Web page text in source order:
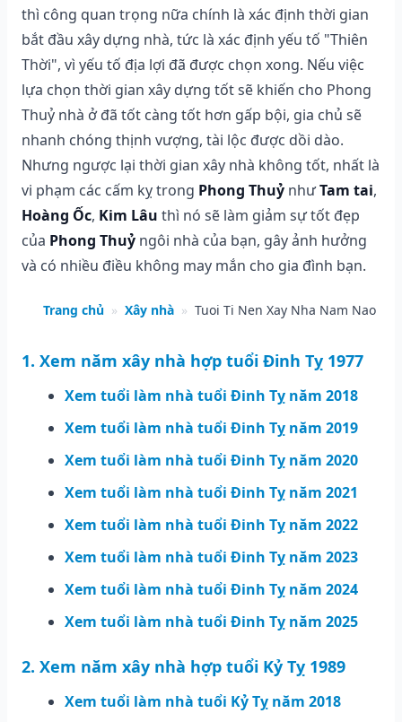
thì công quan trọng nữa chính là xác định thời gian
bắt đầu xây dựng nhà, tức là xác định yếu tố "Thiên
Thời", vì yếu tố địa lợi đã được chọn xong. Nếu việc
lựa chọn thời gian xây dựng tốt sẽ khiến cho Phong
Thuỷ nhà ở đã tốt càng tốt hơn gấp bội, gia chủ sẽ
nhanh chóng thịnh vượng, tài lộc được dồi dào.
Nhưng ngược lại thời gian xây nhà không tốt, nhất là
vi phạm các cấm kỵ trong Phong Thuỷ nhưTam tai,
Hoàng Ốc, Kim Lâu thì nó sẽ làm giảm sự tốt đẹp
của Phong Thuỷ ngôi nhà của bạn, gây ảnh hưởng
và có nhiều điều không may mắn cho gia đình bạn.
Trang chủ » Xây nhà » Tuoi Ti Nen Xay Nha Nam Nao
1. Xem năm xây nhà hợp tuổi Đinh Tỵ 1977
Xem tuổi làm nhà tuổi Đinh Tỵ năm 2018
Xem tuổi làm nhà tuổi Đinh Tỵ năm 2019
Xem tuổi làm nhà tuổi Đinh Tỵ năm 2020
Xem tuổi làm nhà tuổi Đinh Tỵ năm 2021
Xem tuổi làm nhà tuổi Đinh Tỵ năm 2022
Xem tuổi làm nhà tuổi Đinh Tỵ năm 2023
Xem tuổi làm nhà tuổi Đinh Tỵ năm 2024
Xem tuổi làm nhà tuổi Đinh Tỵ năm 2025
2. Xem năm xây nhà hợp tuổi Kỷ Tỵ 1989
Xem tuổi làm nhà tuổi Kỷ Tỵ năm 2018